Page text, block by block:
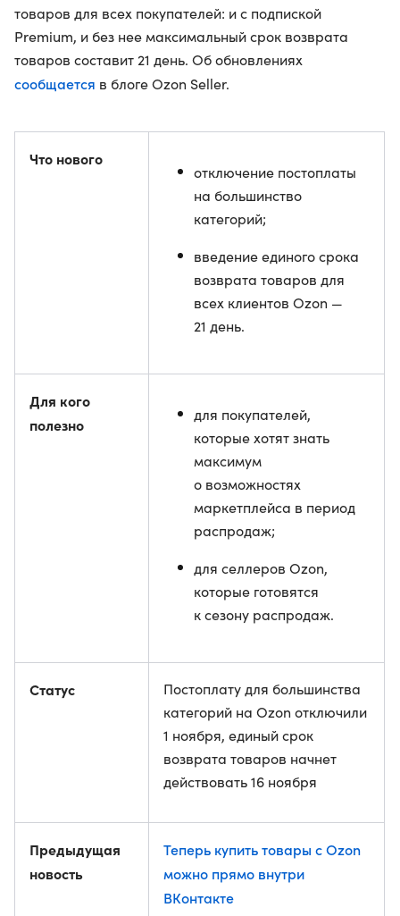
товаров для всех покупателей: и с подпиской
Premium, и без нее максимальный срок возврата
товаров составит 21 день. Об обновлениях
сообщается в блоге Ozon Seller.
Что нового
отключение постоплаты
на большинство
категорий;
введение единого срока
возврата товаров для
всех клиентов Ozon —
21 день.
Для кого
полезно
для покупателей,
которые хотят знать
максимум
о возможностях
маркетплейса в период
распродаж;
для селлеров Ozon,
которые готовятся
к сезону распродаж.
Статус
Постоплату для большинства
категорий на Ozon отключили
1 ноября, единый срок
возврата товаров начнет
действовать 16 ноября
Предыдущая
новость
Теперь купить товары с Ozon
можно прямо внутри
ВКонтакте